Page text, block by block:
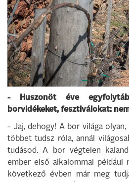
- Huszonöt éve
borvidékeket, fesztiválokat:
- Jaj, dehogy! A bor világa olyan,
többet tudsz róla, annál
tudásod. A bor végtelen
ember első alkalommal például
következő évben már meg